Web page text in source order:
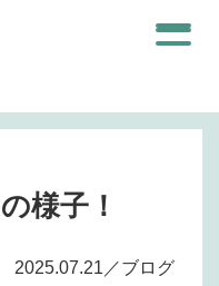
様子！
2025.07.21／ブログ